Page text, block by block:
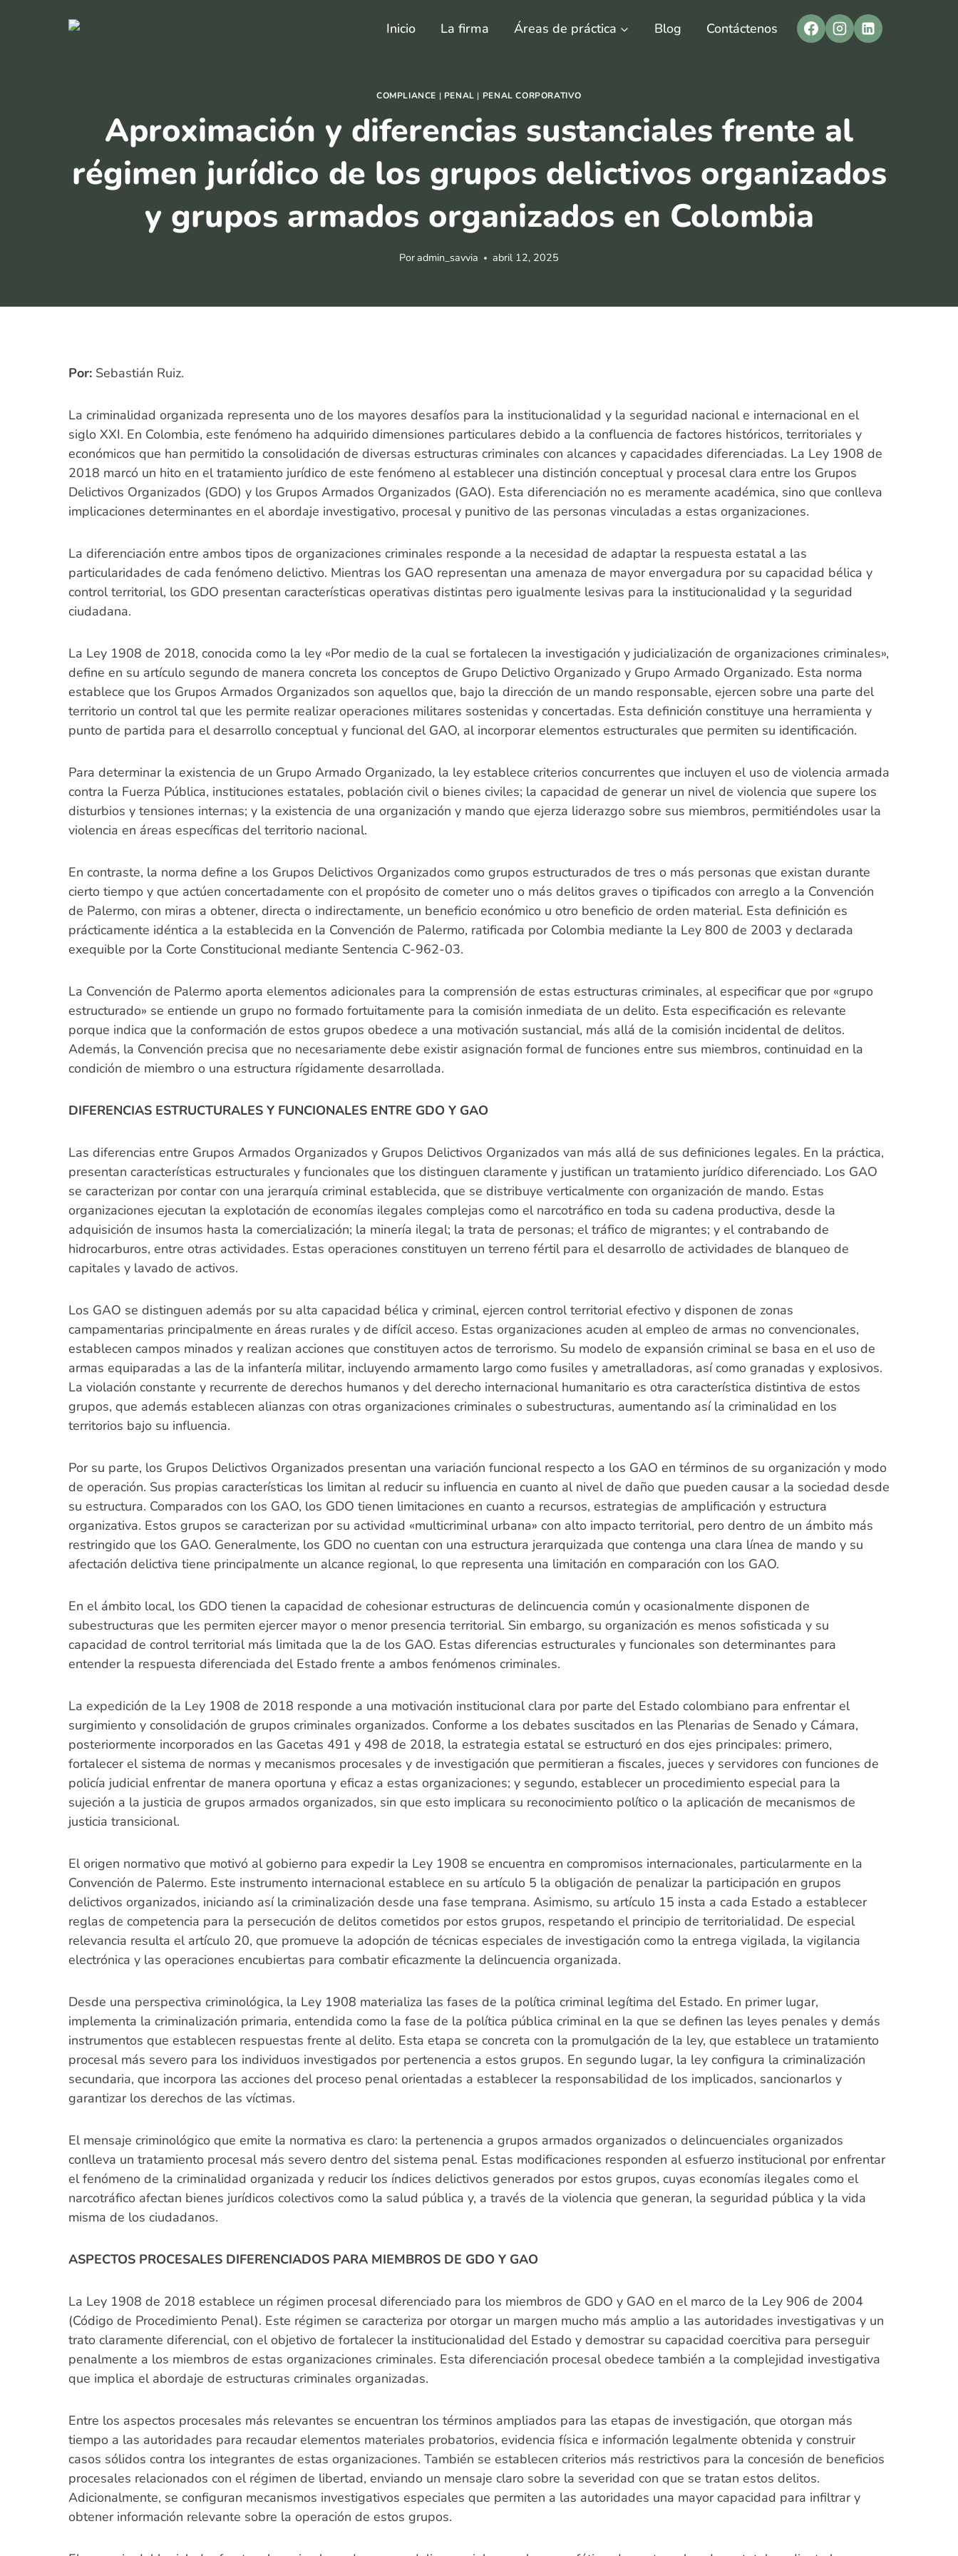
Inicio La firma Áreas de práctica Blog Contáctenos
COMPLIANCE | PENAL | PENAL CORPORATIVO
Aproximación y diferencias sustanciales frente al
régimen jurídico de los grupos delictivos organizados
y grupos armados organizados en Colombia
Poradmin_savvia abril 12, 2025
Por: Sebastián Ruiz.
La criminalidad organizada representa uno de los mayores desafíos para la institucionalidad y la seguridad nacional e internacional en el
siglo XXI. En Colombia, este fenómeno ha adquirido dimensiones particulares debido a la confluencia de factores históricos, territoriales y
económicos que han permitido la consolidación de diversas estructuras criminales con alcances y capacidades diferenciadas. La Ley 1908 de
2018 marcó un hito en el tratamiento jurídico de este fenómeno al establecer una distinción conceptual y procesal clara entre los Grupos
Delictivos Organizados (GDO) y los Grupos Armados Organizados (GAO). Esta diferenciación no es meramente académica, sino que conlleva
implicaciones determinantes en el abordaje investigativo, procesal y punitivo de las personas vinculadas a estas organizaciones.
La diferenciación entre ambos tipos de organizaciones criminales responde a la necesidad de adaptar la respuesta estatal a las
particularidades de cada fenómeno delictivo. Mientras los GAO representan una amenaza de mayor envergadura por su capacidad bélica y
control territorial, los GDO presentan características operativas distintas pero igualmente lesivas para la institucionalidad y la seguridad
ciudadana.
La Ley 1908 de 2018, conocida como la ley «Por medio de la cual se fortalecen la investigación y judicialización de organizaciones criminales»,
define en su artículo segundo de manera concreta los conceptos de Grupo Delictivo Organizado y Grupo Armado Organizado. Esta norma
establece que los Grupos Armados Organizados son aquellos que, bajo la dirección de un mando responsable, ejercen sobre una parte del
territorio un control tal que les permite realizar operaciones militares sostenidas y concertadas. Esta definición constituye una herramienta y
punto de partida para el desarrollo conceptual y funcional del GAO, al incorporar elementos estructurales que permiten su identificación.
Para determinar la existencia de un Grupo Armado Organizado, la ley establece criterios concurrentes que incluyen el uso de violencia armada
contra la Fuerza Pública, instituciones estatales, población civil o bienes civiles; la capacidad de generar un nivel de violencia que supere los
disturbios y tensiones internas; y la existencia de una organización y mando que ejerza liderazgo sobre sus miembros, permitiéndoles usar la
violencia en áreas específicas del territorio nacional.
En contraste, la norma define a los Grupos Delictivos Organizados como grupos estructurados de tres o más personas que existan durante
cierto tiempo y que actúen concertadamente con el propósito de cometer uno o más delitos graves o tipificados con arreglo a la Convención
de Palermo, con miras a obtener, directa o indirectamente, un beneficio económico u otro beneficio de orden material. Esta definición es
prácticamente idéntica a la establecida en la Convención de Palermo, ratificada por Colombia mediante la Ley 800 de 2003 y declarada
exequible por la Corte Constitucional mediante Sentencia C-962-03.
La Convención de Palermo aporta elementos adicionales para la comprensión de estas estructuras criminales, al especificar que por «grupo
estructurado» se entiende un grupo no formado fortuitamente para la comisión inmediata de un delito. Esta especificación es relevante
porque indica que la conformación de estos grupos obedece a una motivación sustancial, más allá de la comisión incidental de delitos.
Además, la Convención precisa que no necesariamente debe existir asignación formal de funciones entre sus miembros, continuidad en la
condición de miembro o una estructura rígidamente desarrollada.
DIFERENCIAS ESTRUCTURALES Y FUNCIONALES ENTRE GDO Y GAO
Las diferencias entre Grupos Armados Organizados y Grupos Delictivos Organizados van más allá de sus definiciones legales. En la práctica,
presentan características estructurales y funcionales que los distinguen claramente y justifican un tratamiento jurídico diferenciado. Los GAO
se caracterizan por contar con una jerarquía criminal establecida, que se distribuye verticalmente con organización de mando. Estas
organizaciones ejecutan la explotación de economías ilegales complejas como el narcotráfico en toda su cadena productiva, desde la
adquisición de insumos hasta la comercialización; la minería ilegal; la trata de personas; el tráfico de migrantes; y el contrabando de
hidrocarburos, entre otras actividades. Estas operaciones constituyen un terreno fértil para el desarrollo de actividades de blanqueo de
capitales y lavado de activos.
Los GAO se distinguen además por su alta capacidad bélica y criminal, ejercen control territorial efectivo y disponen de zonas
campamentarias principalmente en áreas rurales y de difícil acceso. Estas organizaciones acuden al empleo de armas no convencionales,
establecen campos minados y realizan acciones que constituyen actos de terrorismo. Su modelo de expansión criminal se basa en el uso de
armas equiparadas a las de la infantería militar, incluyendo armamento largo como fusiles y ametralladoras, así como granadas y explosivos.
La violación constante y recurrente de derechos humanos y del derecho internacional humanitario es otra característica distintiva de estos
grupos, que además establecen alianzas con otras organizaciones criminales o subestructuras, aumentando así la criminalidad en los
territorios bajo su influencia.
Por su parte, los Grupos Delictivos Organizados presentan una variación funcional respecto a los GAO en términos de su organización y modo
de operación. Sus propias características los limitan al reducir su influencia en cuanto al nivel de daño que pueden causar a la sociedad desde
su estructura. Comparados con los GAO, los GDO tienen limitaciones en cuanto a recursos, estrategias de amplificación y estructura
organizativa. Estos grupos se caracterizan por su actividad «multicriminal urbana» con alto impacto territorial, pero dentro de un ámbito más
restringido que los GAO. Generalmente, los GDO no cuentan con una estructura jerarquizada que contenga una clara línea de mando y su
afectación delictiva tiene principalmente un alcance regional, lo que representa una limitación en comparación con los GAO.
En el ámbito local, los GDO tienen la capacidad de cohesionar estructuras de delincuencia común y ocasionalmente disponen de
subestructuras que les permiten ejercer mayor o menor presencia territorial. Sin embargo, su organización es menos sofisticada y su
capacidad de control territorial más limitada que la de los GAO. Estas diferencias estructurales y funcionales son determinantes para
entender la respuesta diferenciada del Estado frente a ambos fenómenos criminales.
La expedición de la Ley 1908 de 2018 responde a una motivación institucional clara por parte del Estado colombiano para enfrentar el
surgimiento y consolidación de grupos criminales organizados. Conforme a los debates suscitados en las Plenarias de Senado y Cámara,
posteriormente incorporados en las Gacetas 491 y 498 de 2018, la estrategia estatal se estructuró en dos ejes principales: primero,
fortalecer el sistema de normas y mecanismos procesales y de investigación que permitieran a fiscales, jueces y servidores con funciones de
policía judicial enfrentar de manera oportuna y eficaz a estas organizaciones; y segundo, establecer un procedimiento especial para la
sujeción a la justicia de grupos armados organizados, sin que esto implicara su reconocimiento político o la aplicación de mecanismos de
justicia transicional.
El origen normativo que motivó al gobierno para expedir la Ley 1908 se encuentra en compromisos internacionales, particularmente en la
Convención de Palermo. Este instrumento internacional establece en su artículo 5 la obligación de penalizar la participación en grupos
delictivos organizados, iniciando así la criminalización desde una fase temprana. Asimismo, su artículo 15 insta a cada Estado a establecer
reglas de competencia para la persecución de delitos cometidos por estos grupos, respetando el principio de territorialidad. De especial
relevancia resulta el artículo 20, que promueve la adopción de técnicas especiales de investigación como la entrega vigilada, la vigilancia
electrónica y las operaciones encubiertas para combatir eficazmente la delincuencia organizada.
Desde una perspectiva criminológica, la Ley 1908 materializa las fases de la política criminal legítima del Estado. En primer lugar,
implementa la criminalización primaria, entendida como la fase de la política pública criminal en la que se definen las leyes penales y demás
instrumentos que establecen respuestas frente al delito. Esta etapa se concreta con la promulgación de la ley, que establece un tratamiento
procesal más severo para los individuos investigados por pertenencia a estos grupos. En segundo lugar, la ley configura la criminalización
secundaria, que incorpora las acciones del proceso penal orientadas a establecer la responsabilidad de los implicados, sancionarlos y
garantizar los derechos de las víctimas.
El mensaje criminológico que emite la normativa es claro: la pertenencia a grupos armados organizados o delincuenciales organizados
conlleva un tratamiento procesal más severo dentro del sistema penal. Estas modificaciones responden al esfuerzo institucional por enfrentar
el fenómeno de la criminalidad organizada y reducir los índices delictivos generados por estos grupos, cuyas economías ilegales como el
narcotráfico afectan bienes jurídicos colectivos como la salud pública y, a través de la violencia que generan, la seguridad pública y la vida
misma de los ciudadanos.
ASPECTOS PROCESALES DIFERENCIADOS PARA MIEMBROS DE GDO Y GAO
La Ley 1908 de 2018 establece un régimen procesal diferenciado para los miembros de GDO y GAO en el marco de la Ley 906 de 2004
(Código de Procedimiento Penal). Este régimen se caracteriza por otorgar un margen mucho más amplio a las autoridades investigativas y un
trato claramente diferencial, con el objetivo de fortalecer la institucionalidad del Estado y demostrar su capacidad coercitiva para perseguir
penalmente a los miembros de estas organizaciones criminales. Esta diferenciación procesal obedece también a la complejidad investigativa
que implica el abordaje de estructuras criminales organizadas.
Entre los aspectos procesales más relevantes se encuentran los términos ampliados para las etapas de investigación, que otorgan más
tiempo a las autoridades para recaudar elementos materiales probatorios, evidencia física e información legalmente obtenida y construir
casos sólidos contra los integrantes de estas organizaciones. También se establecen criterios más restrictivos para la concesión de beneficios
procesales relacionados con el régimen de libertad, enviando un mensaje claro sobre la severidad con que se tratan estos delitos.
Adicionalmente, se configuran mecanismos investigativos especiales que permiten a las autoridades una mayor capacidad para infiltrar y
obtener información relevante sobre la operación de estos grupos.